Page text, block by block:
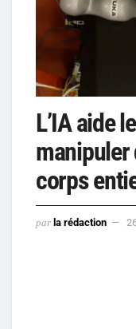
L’IA aide
manipuler
corps
par la rédaction